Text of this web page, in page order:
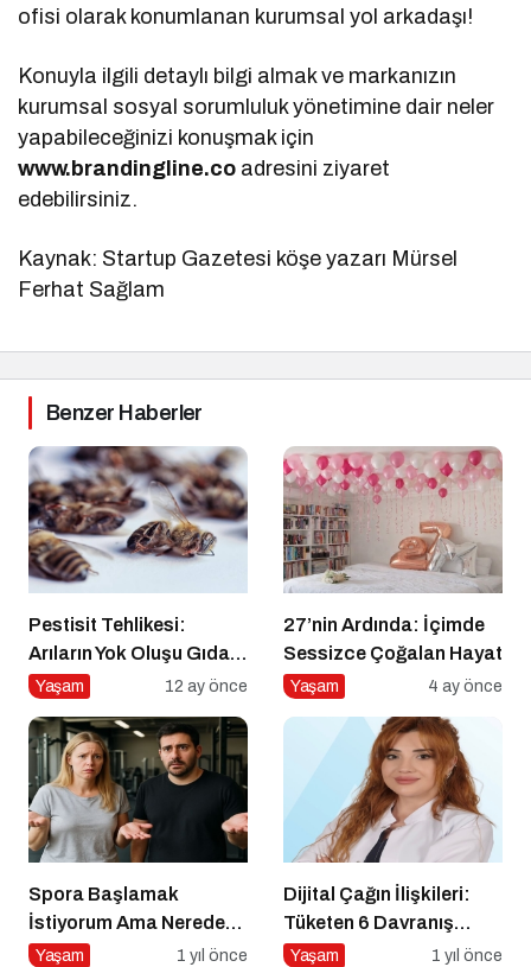
ofisi olarak konumlanan kurumsal yol arkadaşı!
Konuyla ilgili detaylı bilgi almak ve markanızın
kurumsal sosyal sorumluluk yönetimine dair neler
yapabileceğinizi konuşmak için
www.brandingline.co adresini ziyaret
edebilirsiniz.
Kaynak: Startup Gazetesi köşe yazarı Mürsel
Ferhat Sağlam
Benzer Haberler
Pestisit Tehlikesi:
Arıların Yok Oluşu Gıda
Zincirini Çökertiyor!
Yaşam 12 ay önce
27’nin Ardında: İçimde
Sessizce Çoğalan Hayat
Yaşam 4 ay önce
Spora Başlamak
İstiyorum Ama Nereden
Başlayacağımı
Yaşam 1 yıl önce
Dijital Çağın İlişkileri:
Tüketen 6 Davranış
Biçimi
Yaşam 1 yıl önce